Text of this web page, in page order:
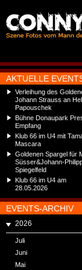
AKTUELLE
Verleihung des
Johann Strauss an
Papouschek
Bühne Donaupark
Empfang
Klub 66 im U4 mit
Mascara
Goldenen Spargel für
Süsser&Johann-
Spiegelfeld
Klub 66 im U4 am
28.05.2026
EVENTS-ARCHIV
2026
Juli
Juni
Mai